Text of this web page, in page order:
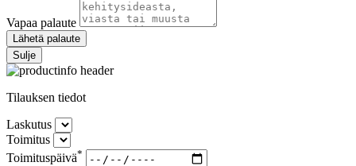
Vapaa palaute
Lähetä palaute
Sulje
Tilauksen tiedot
Laskutus
Toimitus
Toimituspäivä*